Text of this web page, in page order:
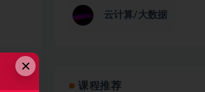
云计算/大数据
课程推荐
×